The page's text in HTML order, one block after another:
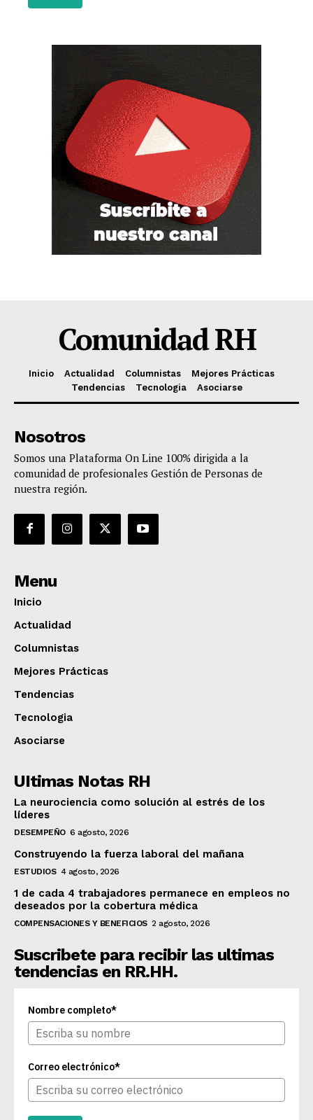
Comunidad RH
Inicio Actualidad Columnistas
Mejores Prácticas
Tendencias
Tecnologia Asociarse
Nosotros
Somos una Plataforma On Line 100% dirigida a la
comunidad de profesionales Gestión de Personas de
nuestra región.
Menu
Inicio
Actualidad
Columnistas
Mejores Prácticas
Tendencias
Tecnologia
Asociarse
UItimas Notas RH
La neurociencia como solución al estrés de los
líderes
DESEMPEÑO 6 agosto, 2026
Construyendo la fuerza laboral del mañana
ESTUDIOS 4 agosto, 2026
1 de cada 4 trabajadores permanece en empleos no
deseados por la cobertura médica
COMPENSACIONES Y BENEFICIOS 2 agosto, 2026
Suscribete para recibir las ultimas
tendencias en RR.HH.
Nombre completo*
Correo electrónico*